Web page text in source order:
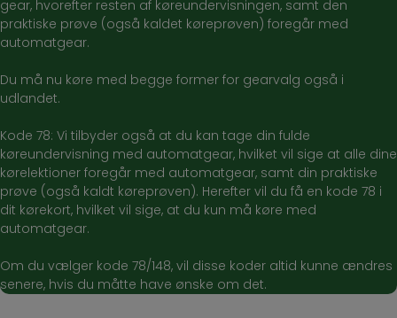
gear, hvorefter resten af køreundervisningen, samt den
praktiske prøve (også kaldet køreprøven) foregår med
automatgear.
Du må nu køre med begge former for gearvalg også i
udlandet.
Kode 78: Vi tilbyder også at du kan tage din fulde
køreundervisning med automatgear, hvilket vil sige at alle dine
kørelektioner foregår med automatgear, samt din praktiske
prøve (også kaldt køreprøven). Herefter vil du få en kode 78 i
dit kørekort, hvilket vil sige, at du kun må køre med
automatgear.
Om du vælger kode 78/148, vil disse koder altid kunne ændres
senere, hvis du måtte have ønske om det.